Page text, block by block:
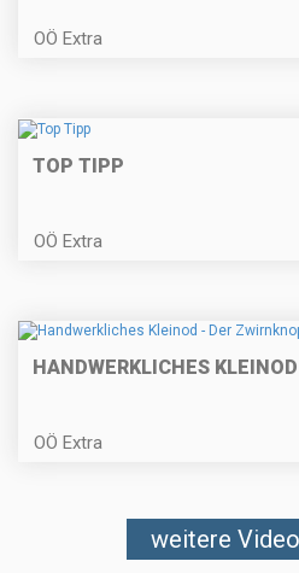
OÖ Extra
TOP TIPP
OÖ Extra
HANDWERKLICHES
OÖ Extra
weitere